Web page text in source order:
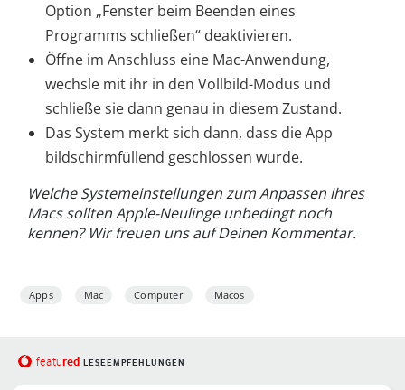
Option „Fenster beim Beenden eines
Programms schließen“ deaktivieren.
Öffne im Anschluss eine Mac-Anwendung,
wechsle mit ihr in den Vollbild-Modus und
schließe sie dann genau in diesem Zustand.
Das System merkt sich dann, dass die App
bildschirmfüllend geschlossen wurde.
Welche Systemeinstellungen zum Anpassen ihres
Macs sollten Apple-Neulinge unbedingt noch
kennen? Wir freuen uns auf Deinen Kommentar.
Apps Mac Computer Macos
featured LESEEMPFEHLUNGEN